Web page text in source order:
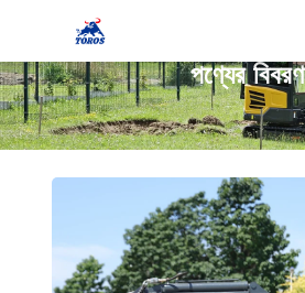
পণ্যের বিবরণ